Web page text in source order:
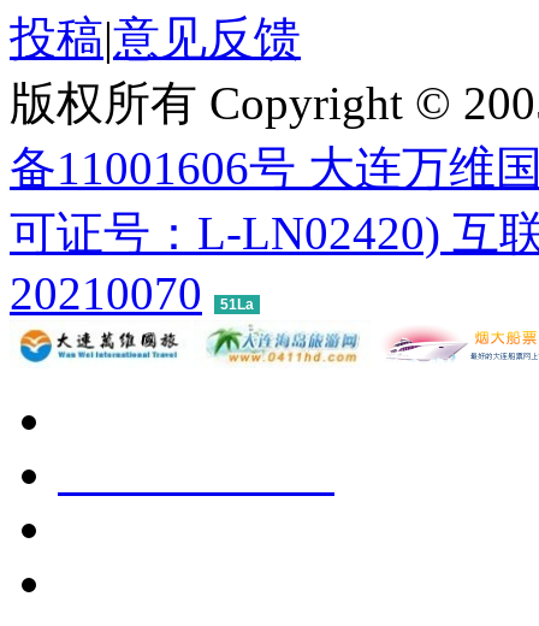
投稿|意见反馈
版权所有 Copyright ©
备11001606号 大连万维
可证号：L-LN02420) 互
20210070
51La